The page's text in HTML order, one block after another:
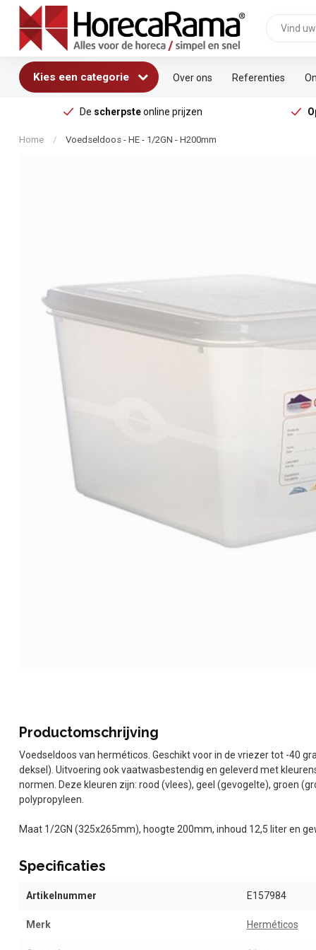
Kies een categorie Over ons Referenties
De scherpsteonline prijzen
Home / Voedseldoos - HE - 1/2GN - H200mm
Productomschrijving
Voedseldoos van herméticos. Geschikt voor in de vriezer tot -40
deksel). Uitvoering ook vaatwasbestendig en geleverd met
normen. Deze kleuren zijn: rood (vlees), geel (gevogelte), groen
polypropyleen.
Maat 1/2GN (325x265mm), hoogte 200mm, inhoud 12,5 liter en
Specificaties
Artikelnummer E157984
Merk Herméticos